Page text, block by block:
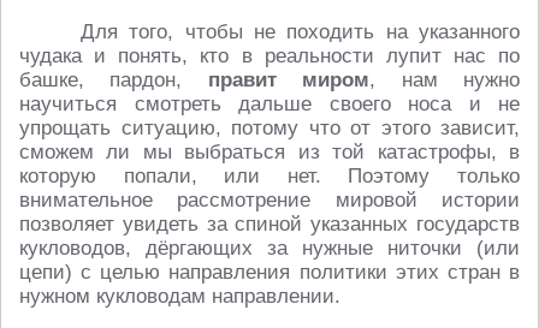
Для того, чтобы не походить на указанного
чудака и понять, кто в реальности лупит нас по
башке, пардон, правит миром, нам нужно
научиться смотреть дальше своего носа и не
упрощать ситуацию, потому что от этого зависит,
сможем ли мы выбраться из той катастрофы, в
которую попали, или нет. Поэтому только
внимательное рассмотрение мировой истории
позволяет увидеть за спиной указанных государств
кукловодов, дёргающих за нужные ниточки (или
цепи) с целью направления политики этих стран в
нужном кукловодам направлении.